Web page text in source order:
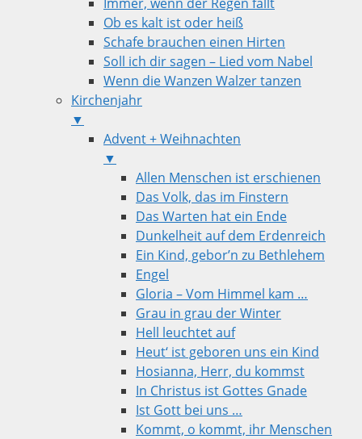
Ob es kalt ist oder heiß
Schafe brauchen einen Hirten
Soll ich dir sagen – Lied vom Nabel
Wenn die Wanzen Walzer tanzen
Kirchenjahr
▼
Advent + Weihnachten
▼
Allen Menschen ist erschienen
Das Volk, das im Finstern
Das Warten hat ein Ende
Dunkelheit auf dem Erdenreich
Ein Kind, gebor’n zu Bethlehem
Engel
Gloria – Vom Himmel kam …
Grau in grau der Winter
Hell leuchtet auf
Heut‘ ist geboren uns ein Kind
Hosianna, Herr, du kommst
In Christus ist Gottes Gnade
Ist Gott bei uns …
Kommt, o kommt, ihr Menschen